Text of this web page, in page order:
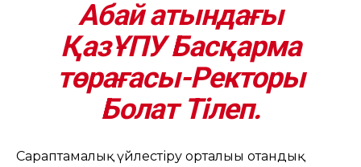
Абай атындағы
ҚазҰПУ Басқарма
төрағасы-Ректоры
Болат Тілеп.
Сараптамалық үйлестіру орталығы отандық